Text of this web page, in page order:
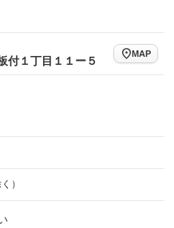
付１丁目１１ー５
MAP
く）